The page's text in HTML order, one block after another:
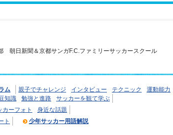
朝日新聞＆京都サンガF.C.ファミリーサッカースクール
ム 親子でチャレンジ インタビュー テクニック
運動能力
知識 勉強と進路
サッカーを観て学ぶ
カーフォト
身近な話題
ト
少年サッカー用語解説